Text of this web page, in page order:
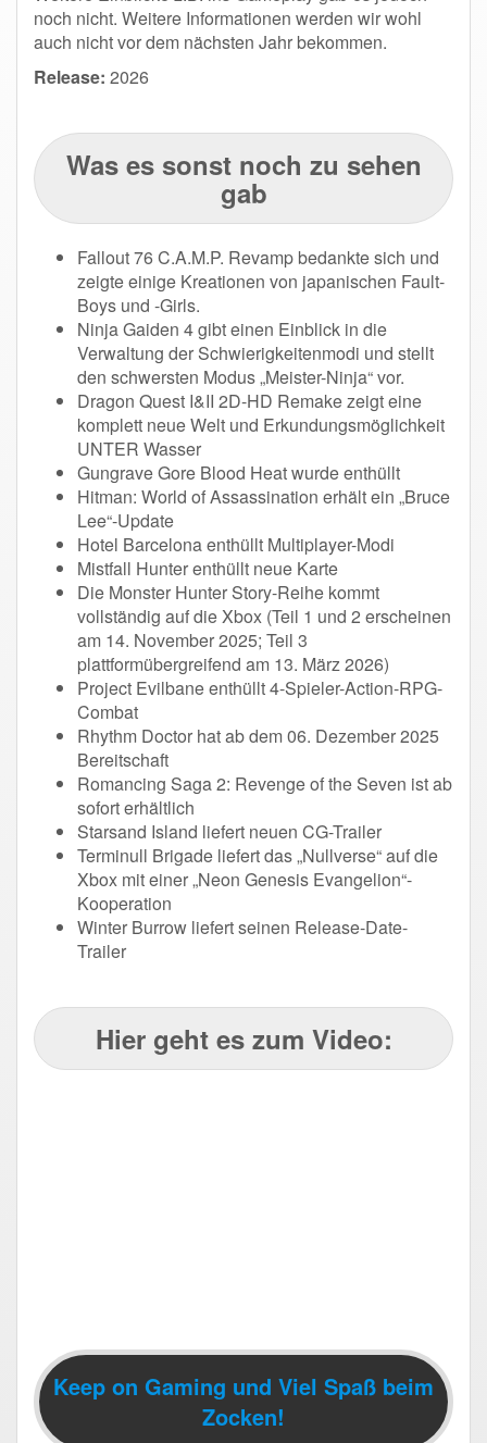
noch nicht. Weitere Informationen werden wir wohl
auch nicht vor dem nächsten Jahr bekommen.
Release: 2026
Was es sonst noch zu sehen
gab
Fallout 76 C.A.M.P. Revamp bedankte sich und
zeigte einige Kreationen von japanischen Fault-
Boys und -Girls.
Ninja Gaiden 4 gibt einen Einblick in die
Verwaltung der Schwierigkeitenmodi und stellt
den schwersten Modus „Meister-Ninja“ vor.
Dragon Quest I&II 2D-HD Remake zeigt eine
komplett neue Welt und Erkundungsmöglichkeit
UNTER Wasser
Gungrave Gore Blood Heat wurde enthüllt
Hitman: World of Assassination erhält ein „Bruce
Lee“-Update
Hotel Barcelona enthüllt Multiplayer-Modi
Mistfall Hunter enthüllt neue Karte
Die Monster Hunter Story-Reihe kommt
vollständig auf die Xbox (Teil 1 und 2 erscheinen
am 14. November 2025; Teil 3
plattformübergreifend am 13. März 2026)
Project Evilbane enthüllt 4-Spieler-Action-RPG-
Combat
Rhythm Doctor hat ab dem 06. Dezember 2025
Bereitschaft
Romancing Saga 2: Revenge of the Seven ist ab
sofort erhältlich
Starsand Island liefert neuen CG-Trailer
Terminull Brigade liefert das „Nullverse“ auf die
Xbox mit einer „Neon Genesis Evangelion“-
Kooperation
Winter Burrow liefert seinen Release-Date-
Trailer
Hier geht es zum Video:
Keep on Gaming und Viel Spaß beim
Zocken!